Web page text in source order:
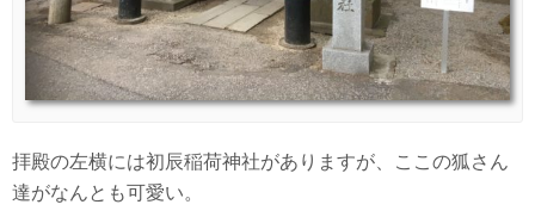
拝殿の左横には初辰稲荷神社がありますが、ここの狐さん
達がなんとも可愛い。